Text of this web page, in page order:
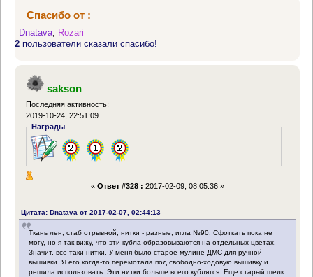
Спасибо от :
Dnatava Rozari
2 пользователи сказали спасибо!
sakson
Последняя активность:
2019-10-24, 22:51:09
Награды
« Ответ #328 : 2017-02-09, 08:05:36 »
Цитата: Dnatava от 2017-02-07, 02:44:13
Ткань лен, стаб отрывной, нитки - разные, игла №90. Сфоткать пока не
могу, но я так вижу, что эти кубла образовываются на отдельных цветах.
Значит, все-таки нитки. У меня было старое мулине ДМС для ручной
вышивки. Я его когда-то перемотала под свободно-ходовую вышивку и
решила использовать. Эти нитки больше всего кублятся. Еще старый шелк